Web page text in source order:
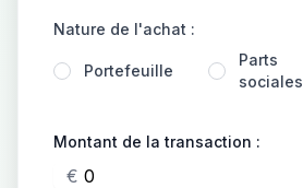
Nature de l'achat :
Portefeuille
Parts
sociales
Montant de la transaction :
€